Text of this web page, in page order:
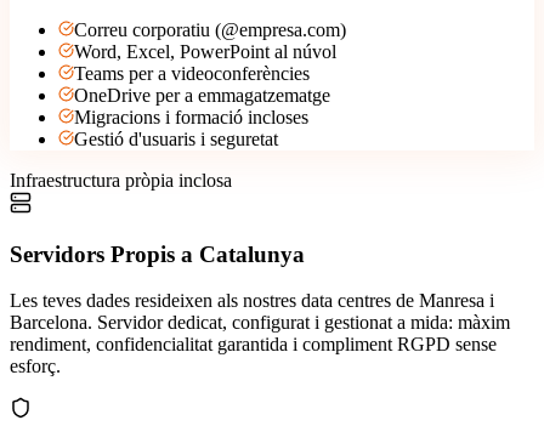
Correu corporatiu (@empresa.com)
Word, Excel, PowerPoint al núvol
Teams per a videoconferències
OneDrive per a emmagatzematge
Migracions i formació incloses
Gestió d'usuaris i seguretat
Infraestructura pròpia inclosa
Servidors Propis a Catalunya
Les teves dades resideixen als nostres data centres de Manresa i
Barcelona. Servidor dedicat, configurat i gestionat a mida: màxim
rendiment, confidencialitat garantida i compliment RGPD sense
esforç.